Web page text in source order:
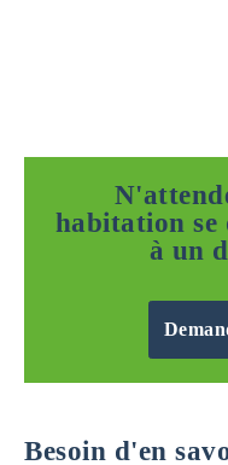
habitation se
à un
Besoin d'en